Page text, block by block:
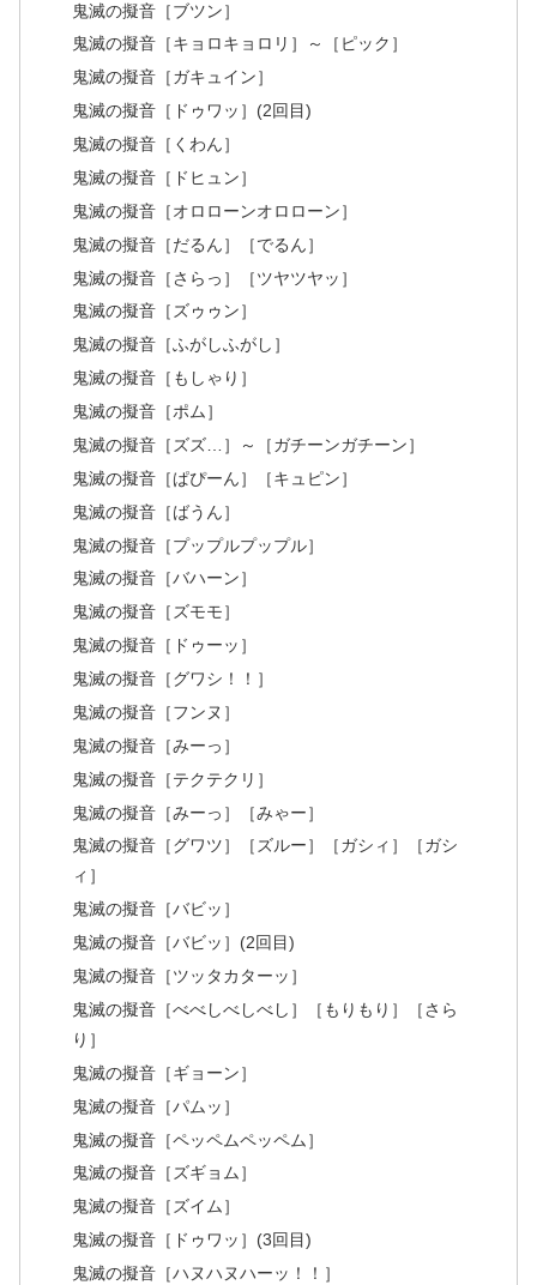
鬼滅の擬音［ブツン］
鬼滅の擬音［キョロキョロリ］～［ピック］
鬼滅の擬音［ガキュイン］
鬼滅の擬音［ドゥワッ］(2回目)
鬼滅の擬音［くわん］
鬼滅の擬音［ドヒュン］
鬼滅の擬音［オロローンオロローン］
鬼滅の擬音［だるん］［でるん］
鬼滅の擬音［さらっ］［ツヤツヤッ］
鬼滅の擬音［ズゥゥン］
鬼滅の擬音［ふがしふがし］
鬼滅の擬音［もしゃり］
鬼滅の擬音［ポム］
鬼滅の擬音［ズズ…］～［ガチーンガチーン］
鬼滅の擬音［ぱぴーん］［キュピン］
鬼滅の擬音［ばうん］
鬼滅の擬音［プップルプップル］
鬼滅の擬音［バハーン］
鬼滅の擬音［ズモモ］
鬼滅の擬音［ドゥーッ］
鬼滅の擬音［グワシ！！］
鬼滅の擬音［フンヌ］
鬼滅の擬音［みーっ］
鬼滅の擬音［テクテクリ］
鬼滅の擬音［みーっ］［みゃー］
鬼滅の擬音［グワツ］［ズルー］［ガシィ］［ガシ
ィ］
鬼滅の擬音［バビッ］
鬼滅の擬音［バビッ］(2回目)
鬼滅の擬音［ツッタカターッ］
鬼滅の擬音［べべしべしべし］［もりもり］［さら
り］
鬼滅の擬音［ギョーン］
鬼滅の擬音［パムッ］
鬼滅の擬音［ペッペムペッペム］
鬼滅の擬音［ズギョム］
鬼滅の擬音［ズイム］
鬼滅の擬音［ドゥワッ］(3回目)
鬼滅の擬音［ハヌハヌハーッ！！］